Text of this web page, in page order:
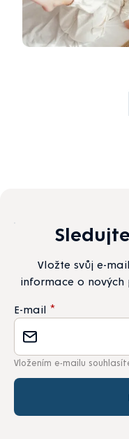
Vložte svůj e-
informace o nových
E-mail
Vložením e-mailu